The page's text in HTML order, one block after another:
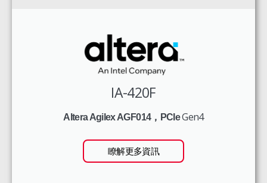
IA-420F
Altera Agilex AGF014，PCIeGen4
瞭解更多資訊